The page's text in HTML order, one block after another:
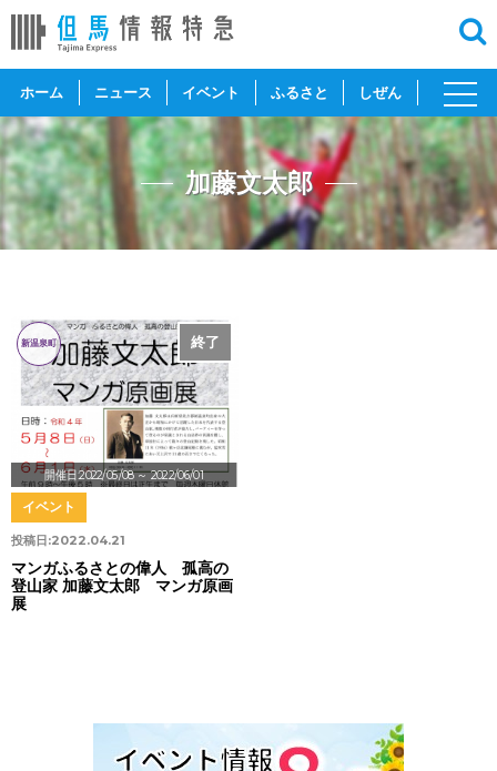
ホーム ニュース イベント ふるさと しぜん
toggle
加藤文太郎
開催日:2022/05/08～ 2022/06/01
終了
新温泉町
投稿日:2022.04.21
イベント
マンガふるさとの偉人 孤高の
登山家 加藤文太郎 マンガ原画
展